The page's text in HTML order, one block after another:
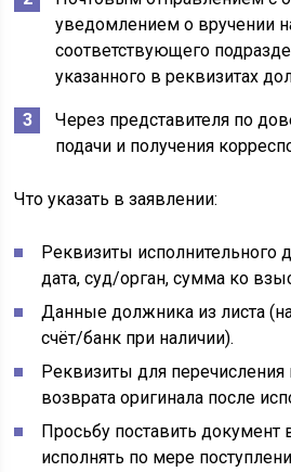
уведомлением о вручении
соответствующего
указанного в реквизитах
Через представителя по
подачи и получения
Что указать в заявлении:
Реквизиты исполнительного
дата, суд/орган, сумма ко
Данные должника из листа
счёт/банк при наличии).
Реквизиты для
возврата оригинала после
Просьбу поставить документ
исполнять по мере